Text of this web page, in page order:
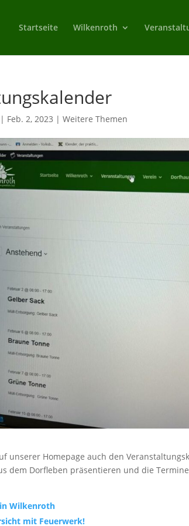
Startseite Wilkenroth
| Feb. 2, 2023 |Weitere Themen
unserer Homepage auch den
dem Dorfleben präsentieren und die
Wilkenroth
mit Feuerwerk!